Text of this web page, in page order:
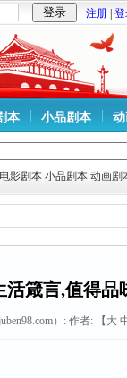
注册
本 小品剧本
影剧本 小品剧本 动画剧
活箴言,值得品
）: 作者: 【 大